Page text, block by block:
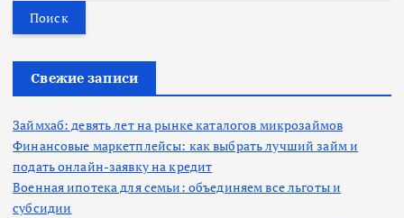
т
Свежие записи
Займхаб: девять лет на рынке каталогов микрозаймов
Финансовые маркетплейсы: как выбрать лучший займ и
подать онлайн-заявку на кредит
Военная ипотека для семьи: объединяем все льготы и
субсидии